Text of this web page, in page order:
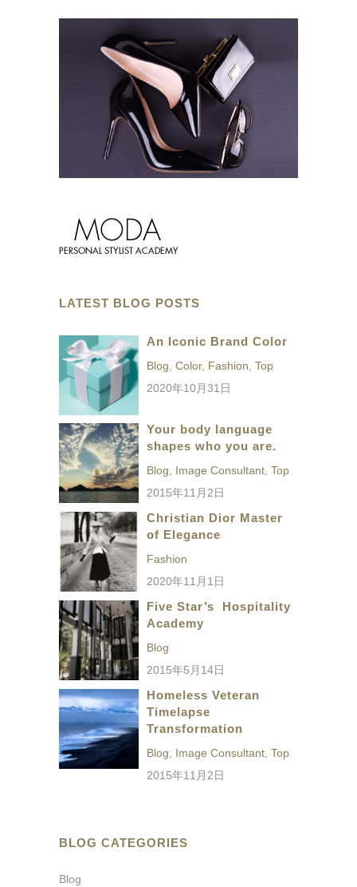
LATEST BLOG POSTS
An Iconic Brand Color
Blog Color, Fashion Top
2020年10月31日
Your body language
shapes who you are.
Blog Image Consultant Top
2015年11月2日
Christian Dior Master
of Elegance
Fashion
2020年11月1日
Five Star’s Hospitality
Academy
Blog
2015年5月14日
Homeless Veteran
Timelapse
Transformation
Blog Image Consultant Top
2015年11月2日
BLOG CATEGORIES
Blog